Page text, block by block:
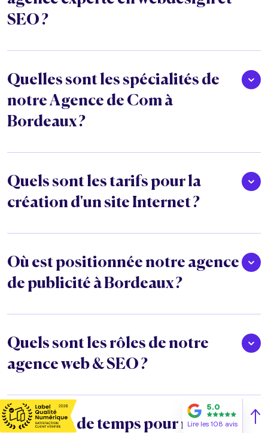
SEO ?
Quelles sont les spécialités de
notre Agence de Com à
Bordeaux ?
Quels sont les tarifs pour la
création d'un site Internet ?
Où est positionnée notre agence
de publicité à Bordeaux ?
Quels sont les rôles de notre
agence web & SEO ?
Combien de temps pour réaliser
5.0
Lire les 108 avis